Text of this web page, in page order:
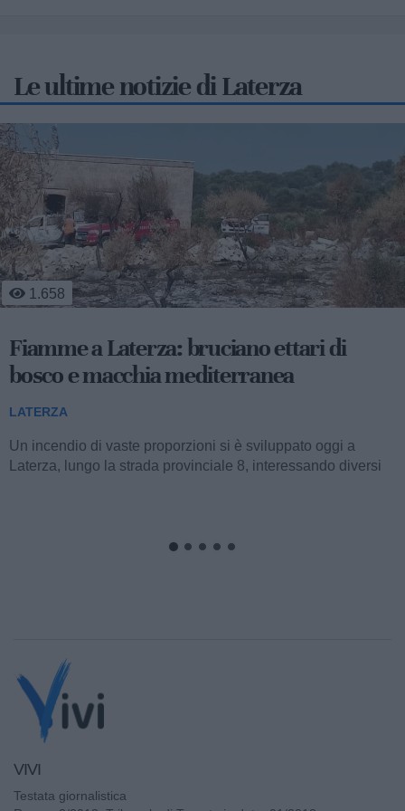
Le ultime notizie di Laterza
1.658
Fiamme a Laterza: bruciano ettari di
bosco e macchia mediterranea
LATERZA
Un incendio di vaste proporzioni si è sviluppato oggi a
Laterza, lungo la strada provinciale 8, interessando diversi
VIVI
Testata giornalistica